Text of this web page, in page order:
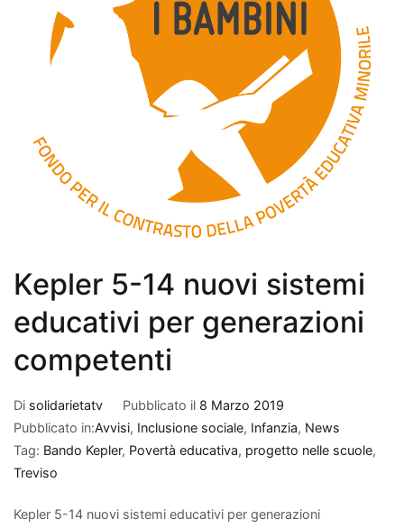
Kepler 5-14 nuovi sistemi
educativi per generazioni
competenti
Di solidarietatv Pubblicato il 8 Marzo 2019
Pubblicato in:Avvisi, Inclusione sociale, Infanzia, News
Tag: Bando Kepler, Povertà educativa, progetto nelle scuole,
Treviso
Kepler 5-14 nuovi sistemi educativi per generazioni